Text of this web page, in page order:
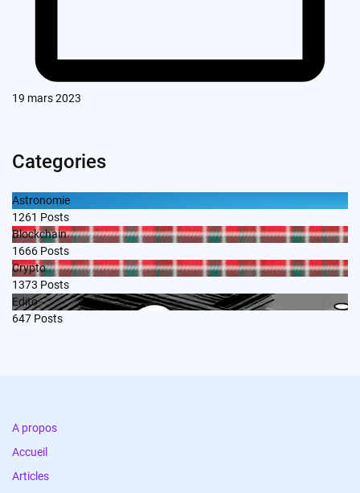
19 mars 2023
Categories
Astronomie
1261 Posts
Blockchain
1666 Posts
Crypto
1373 Posts
Edito
647 Posts
A propos
Accueil
Articles